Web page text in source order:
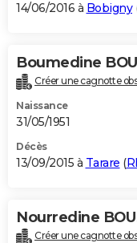
14/06/2016 à Bobigny
Boumedine
Créer une cagnotte
Naissance
31/05/1951
Décès
13/09/2015 à Tarare (
Nourredine
Créer une cagnotte